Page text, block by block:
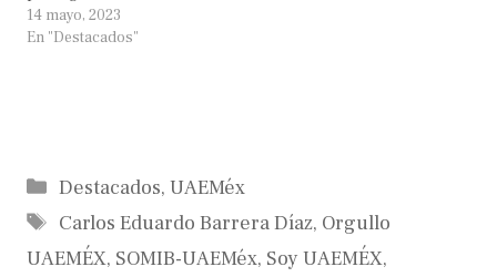
14 mayo, 2023
En "Destacados"
Categorías
Destacados, UAEMéx
Etiquetas
Carlos Eduardo Barrera Díaz, Orgullo
UAEMÉX, SOMIB-UAEMéx, Soy UAEMÉX,